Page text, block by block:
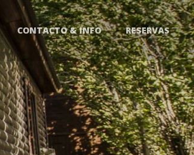
CONTACTO & INFO RESERVAS